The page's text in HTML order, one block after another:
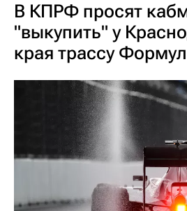
В КПРФ просят
"выкупить" у
края трассу